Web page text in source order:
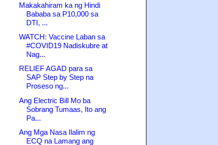
Makakahiram ka ng Hindi
Bababa sa P10,000 sa
DTI, ...
WATCH: Vaccine Laban sa
#COVID19 Nadiskubre at
Nag...
RELIEF AGAD para sa
SAP Step by Step na
Proseso ng...
Ang Electric Bill Mo ba
Sobrang Tumaas, Ito ang
Pa...
Ang Mga Nasa Ilalim ng
ECQ na Lamang ang